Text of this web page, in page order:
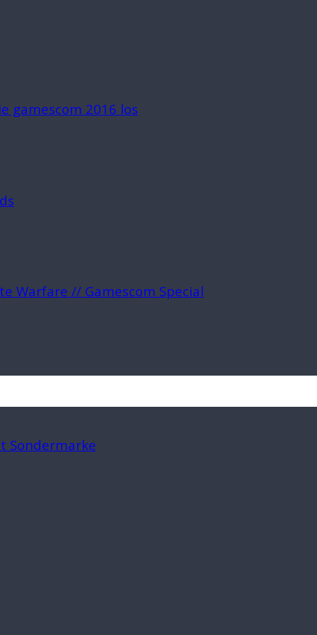
gamescom 2016 los
Warfare // Gamescom Special
Sondermarke